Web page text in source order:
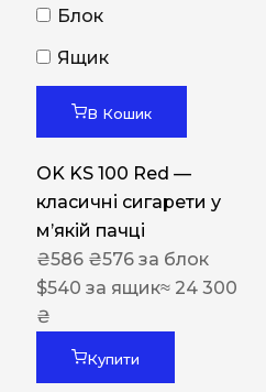
Блок
Ящик
В Кошик
OK KS 100 Red —
класичні сигарети у
м’якій пачці
₴586 ₴576 за блок
$540 за ящик≈ 24 300
₴
Купити